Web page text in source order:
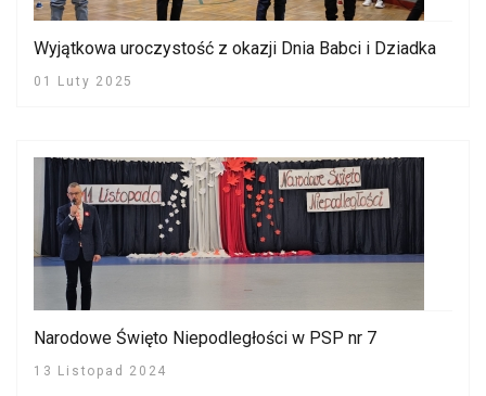
Wyjątkowa uroczystość z okazji Dnia Babci i Dziadka
01 Luty 2025
Narodowe Święto Niepodległości w PSP nr 7
13 Listopad 2024